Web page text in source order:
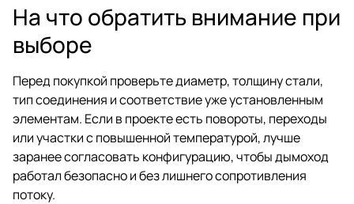
На что обратить внимание при
выборе
Перед покупкой проверьте диаметр, толщину стали,
тип соединения и соответствие уже установленным
элементам. Если в проекте есть повороты, переходы
или участки с повышенной температурой, лучше
заранее согласовать конфигурацию, чтобы дымоход
работал безопасно и без лишнего сопротивления
потоку.